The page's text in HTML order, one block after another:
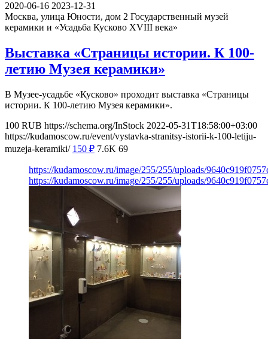
2020-06-16 2023-12-31
Москва, улица Юности, дом 2 Государственный музей
керамики и «Усадьба Кусково XVIII века»
Выставка «Страницы истории. К 100-
летию Музея керамики»
В Музее-усадьбе «Кусково» проходит выставка «Страницы
истории. К 100-летию Музея керамики».
100 RUB https://schema.org/InStock 2022-05-31T18:58:00+03:00
https://kudamoscow.ru/event/vystavka-stranitsy-istorii-k-100-letiju-
muzeja-keramiki/ 150 ₽ 7.6K 69
https://kudamoscow.ru/image/255/255/uploads/
https://kudamoscow.ru/image/255/255/uploads/